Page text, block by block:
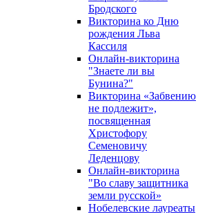
Бродского
Викторина ко Дню
рождения Льва
Кассиля
Онлайн-викторина
"Знаете ли вы
Бунина?"
Викторина «Забвению
не подлежит»,
посвященная
Христофору
Семеновичу
Леденцову
Онлайн-викторина
"Во славу защитника
земли русской»
Нобелевские лауреаты